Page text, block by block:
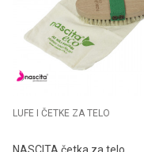
LUFE I ČETKE ZA TELO
NASCITA četka za telo